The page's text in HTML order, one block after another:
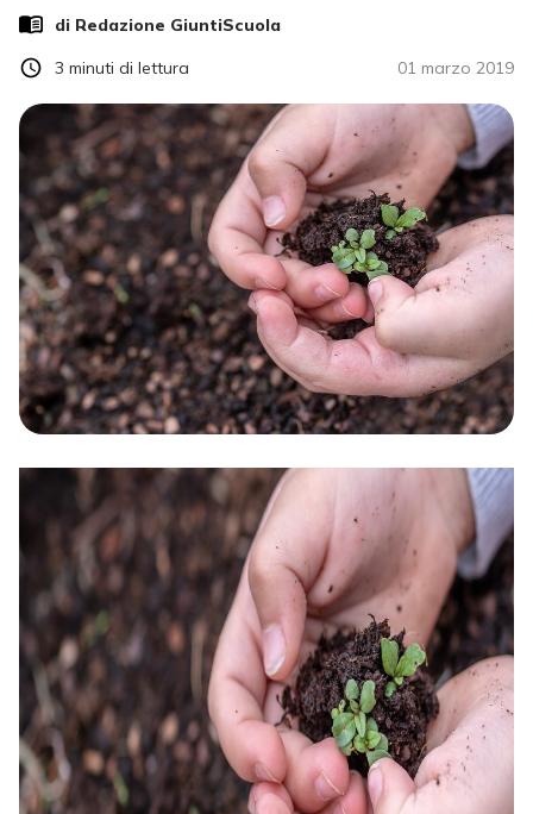
di Redazione GiuntiScuola
01 marzo 2019
3 minuti di lettura